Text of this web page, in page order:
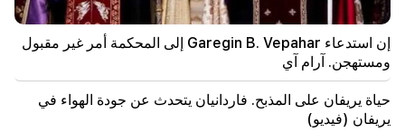
اندلع حريق كبير في مكب للنفايات بالقرب من منطقة
سيليكيان في يريفان
21:48
كانت هناك تغييرات في خطوط الحافلات في يريفان
21:30
إن استدعاء Garegin B. Vepahar إلى المحكمة أمر غير مقبول
ومستهجن. آرام آي
حياة يريفان على المذبح. فاردانيان يتحدث عن جودة الهواء في
يريفان (فيديو)